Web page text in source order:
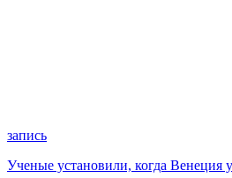
запись
Ученые установили, когда Венеция